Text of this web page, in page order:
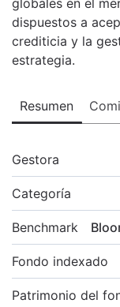
dispuestos a
crediticia y la
estrategia.
Resumen
Gestora
Categoría
Benchmark
Fondo indexado
Patrimonio del